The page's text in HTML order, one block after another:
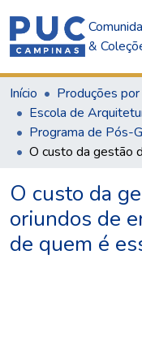
&
Início
Produções
O custo da
oriundos de
de quem é